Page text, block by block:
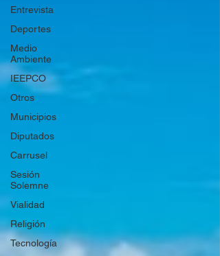
Entrevista
Deportes
Medio
Ambiente
IEEPCO
Otros
Municipios
Diputados
Carrusel
Sesión
Solemne
Vialidad
Religión
Tecnología